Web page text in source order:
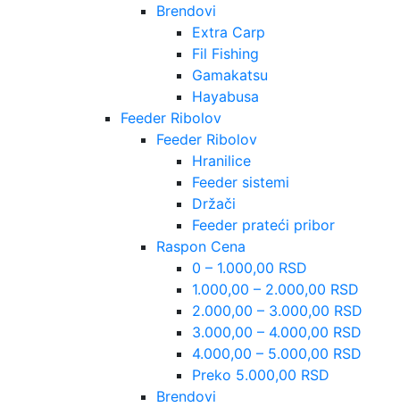
Brendovi
Extra Carp
Fil Fishing
Gamakatsu
Hayabusa
Feeder Ribolov
Feeder Ribolov
Hranilice
Feeder sistemi
Držači
Feeder prateći pribor
Raspon Cena
0 – 1.000,00 RSD
1.000,00 – 2.000,00 RSD
2.000,00 – 3.000,00 RSD
3.000,00 – 4.000,00 RSD
4.000,00 – 5.000,00 RSD
Preko 5.000,00 RSD
Brendovi